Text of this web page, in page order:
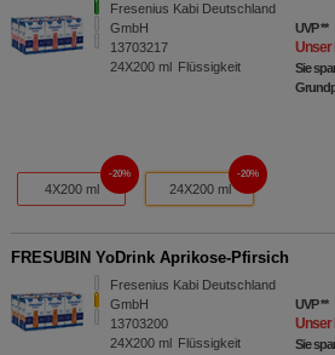
Fresenius Kabi Deutschland
GmbH
13703217
24X200 ml Flüssigkeit
UVP**
Unser
Sie
4X200 ml
20%
24X200 ml
20%
FRESUBIN YoDrink Aprikose-Pfirsich
Fresenius Kabi Deutschland
GmbH
13703200
24X200 ml Flüssigkeit
UVP**
Unser
Sie